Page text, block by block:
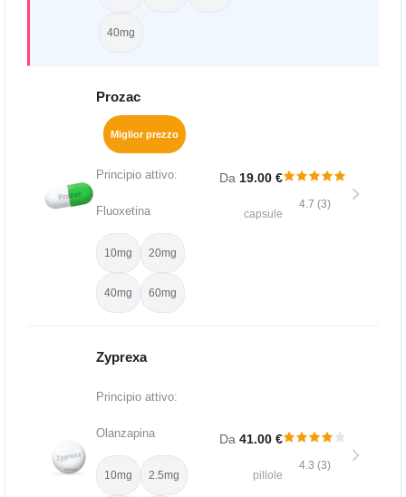
40mg
Prozac
Miglior prezzo
Principio attivo:
Fluoxetina
10mg 20mg
40mg 60mg
Da 19.00 €
capsule
4.7 (3)
Zyprexa
Principio attivo:
Olanzapina
10mg 2.5mg
Da 41.00 €
pillole
4.3 (3)